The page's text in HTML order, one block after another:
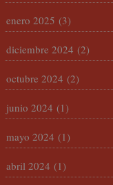
enero 2025 (3)
diciembre 2024 (2)
octubre 2024 (2)
junio 2024 (1)
mayo 2024 (1)
abril 2024 (1)